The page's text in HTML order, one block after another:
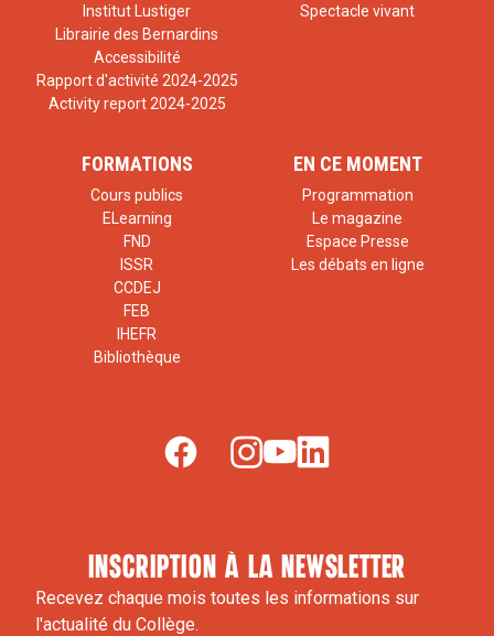
Institut Lustiger
Librairie des Bernardins
Accessibilité
Rapport d'activité 2024-2025
Activity report 2024-2025
Spectacle vivant
FORMATIONS
Cours publics
ELearning
FND
ISSR
CCDEJ
FEB
IHEFR
Bibliothèque
EN CE MOMENT
Programmation
Le magazine
Espace Presse
Les débats en ligne
inscription à la newsletter
Recevez chaque mois toutes les informations sur
l'actualité du Collège.